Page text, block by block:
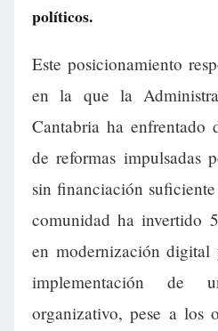
políticos.
Este posicionamiento
en la que la
Cantabria ha enfrentado
de reformas impulsadas
sin financiación
comunidad ha invertido
en modernización
implementación de
organizativo, pese a los